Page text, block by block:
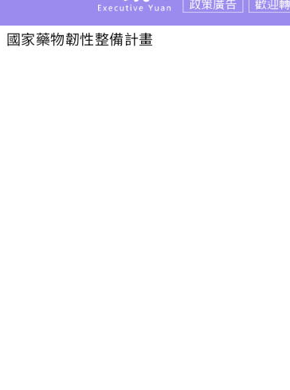
國家藥物韌性整備計畫